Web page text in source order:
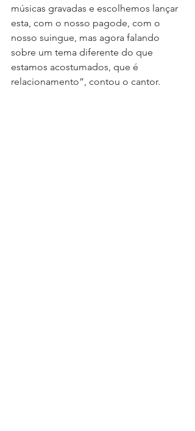
músicas gravadas e escolhemos lançar
esta, com o nosso pagode, com o
nosso suingue, mas agora falando
sobre um tema diferente do que
estamos acostumados, que é
relacionamento”, contou o cantor.